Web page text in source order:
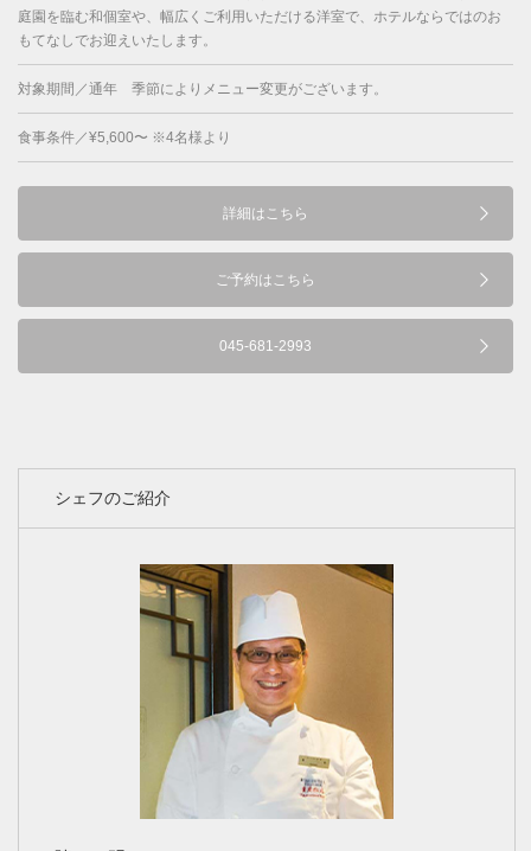
庭園を臨む和個室や、幅広くご利用いただける洋室で、ホテルならではのお
もてなしでお迎えいたします。
対象期間／通年 季節によりメニュー変更がございます。
食事条件／¥5,600〜 ※4名様より
詳細はこちら
ご予約はこちら
045-681-2993
シェフのご紹介